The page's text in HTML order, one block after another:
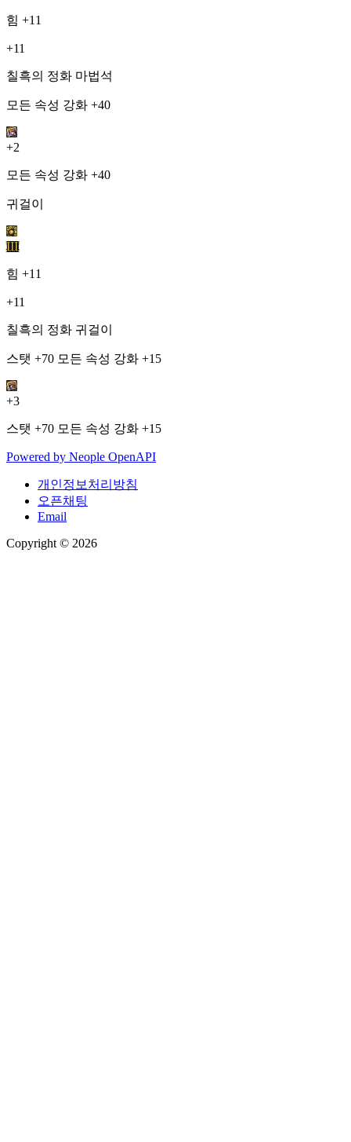
힘 +11
+11
칠흑의 정화 마법석
모든 속성 강화 +40
+2
모든 속성 강화 +40
귀걸이
III
힘 +11
+11
칠흑의 정화 귀걸이
스탯 +70 모든 속성 강화 +15
+3
스탯 +70 모든 속성 강화 +15
Powered by Neople OpenAPI
개인정보처리방침
오픈채팅
Email
Copyright © 2026